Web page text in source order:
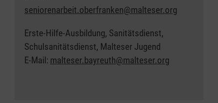
seniorenarbeit.oberfranken@malteser.org
Erste-Hilfe-Ausbildung, Sanitätsdienst,
Schulsanitätsdienst, Malteser Jugend
E-Mail: malteser.bayreuth@malteser.org